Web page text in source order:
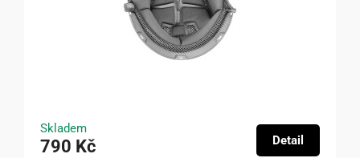
Skladem
790 Kč Detail